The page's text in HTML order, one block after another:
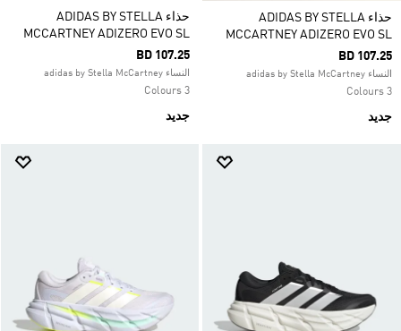
حذاء ADIDAS BY STELLA
MCCARTNEY ADIZERO EVO SL
BD 107.25
النساء adidas by Stella McCartney
3 Colours
جديد
حذاء ADIDAS BY STELLA
MCCARTNEY ADIZERO EVO SL
BD 107.25
النساء adidas by Stella McCartney
3 Colours
جديد